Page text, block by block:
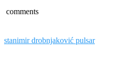
comments
stanimir drobnjaković pulsar